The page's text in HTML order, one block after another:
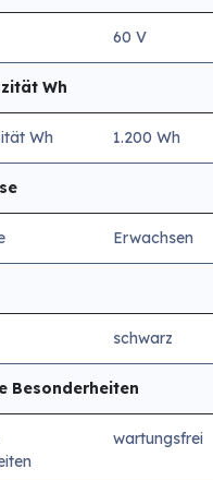
60 V
Wh
Wh 1.200 Wh
Erwachsen
schwarz
Besonderheiten
wartungsfrei